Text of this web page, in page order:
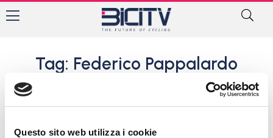
Questo sito web utilizza i cookie
Tag: Federico Pappalardo
Ciclistica Trevigliese
a Comerio